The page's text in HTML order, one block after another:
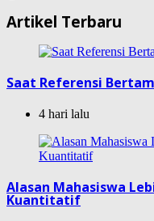
Artikel Terbaru
Saat Referensi
4 hari lalu
Alasan Mahasiswa
Kuantitatif